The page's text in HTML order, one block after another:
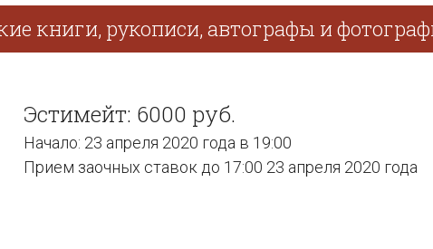
книги, рукописи, автографы и
Эстимейт: 6000 руб.
Начало: 23 апреля 2020 года в 19:00
Прием заочных ставок до 17:00 23 апреля 2020 года